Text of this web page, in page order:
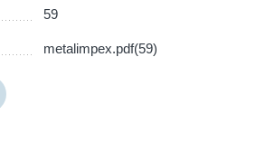
59
metalimpex.pdf(59)